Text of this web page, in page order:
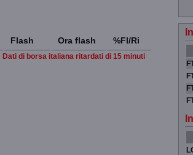
Flash Ora flash %Fl/Ri
Dati di borsa italiana ritardati di 15 minuti